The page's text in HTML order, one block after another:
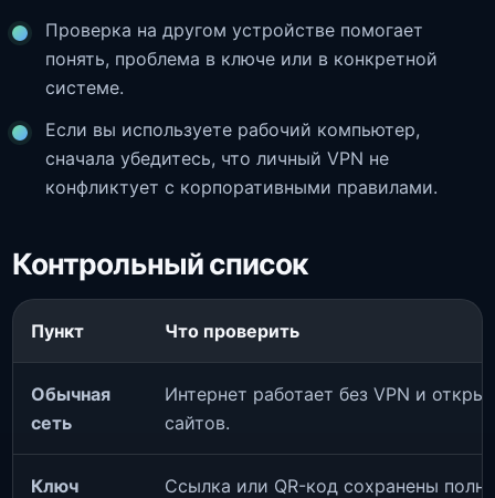
Проверка на другом устройстве помогает
понять, проблема в ключе или в конкретной
системе.
Если вы используете рабочий компьютер,
сначала убедитесь, что личный VPN не
конфликтует с корпоративными правилами.
Контрольный список
Пункт Что проверить
Обычная
сеть
Интернет работает без VPN и
сайтов.
Ключ
Ссылка или QR-код сохранены